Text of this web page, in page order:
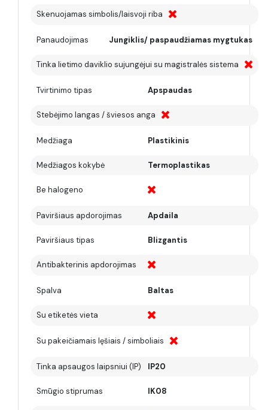
Skenuojamas simbolis/laisvoji riba
Panaudojimas Jungiklis/ paspaudžiamas mygtukas
Tinka lietimo daviklio sujungėjui su magistralės sistema
Tvirtinimo tipas Apspaudas
Stebėjimo langas / šviesos anga
Medžiaga Plastikinis
Medžiagos kokybė Termoplastikas
Be halogeno
Paviršiaus apdorojimas Apdaila
Paviršiaus tipas Blizgantis
Antibakterinis apdorojimas
Spalva Baltas
Su etiketės vieta
Su pakeičiamais lęšiais / simboliais
Tinka apsaugos laipsniui (IP) IP20
Smūgio stiprumas IK08